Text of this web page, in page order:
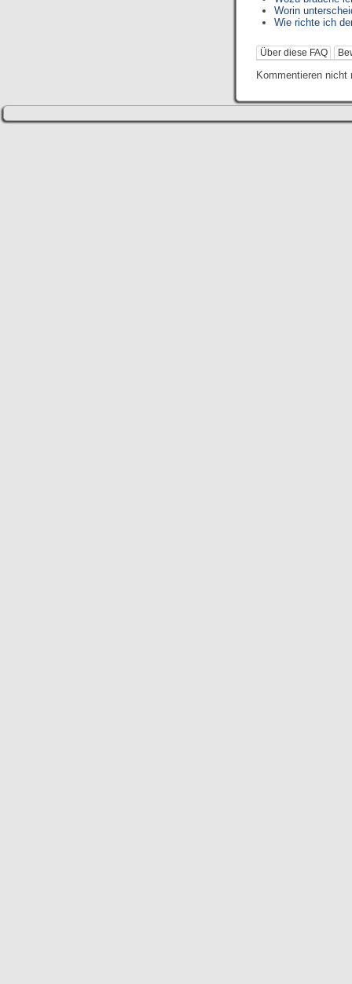
Worin
Wie richte ich
Über diese FAQ
Kommentieren nicht